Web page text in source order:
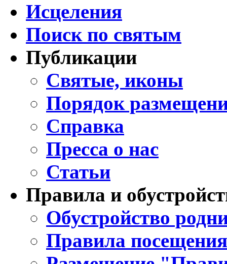
Исцеления
Поиск по святым
Публикации
Святые, иконы
Порядок
Справка
Пресса о нас
Статьи
Правила и
Обустройство
Правила